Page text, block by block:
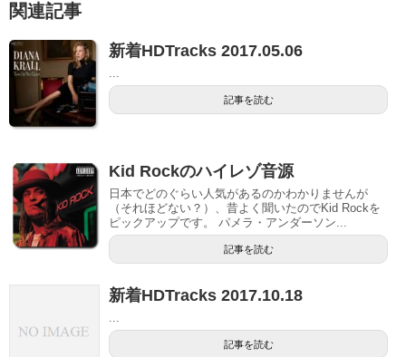
関連記事
新着HDTracks 2017.05.06
記事を読む
Kid Rockのハイレゾ音源
日本でどのぐらい人気があるのかわかりませんが
（それほどない？）、昔よく聞いたのでKid Rockを
ピックアップです。 パメラ・アンダーソン...
記事を読む
新着HDTracks 2017.10.18
記事を読む